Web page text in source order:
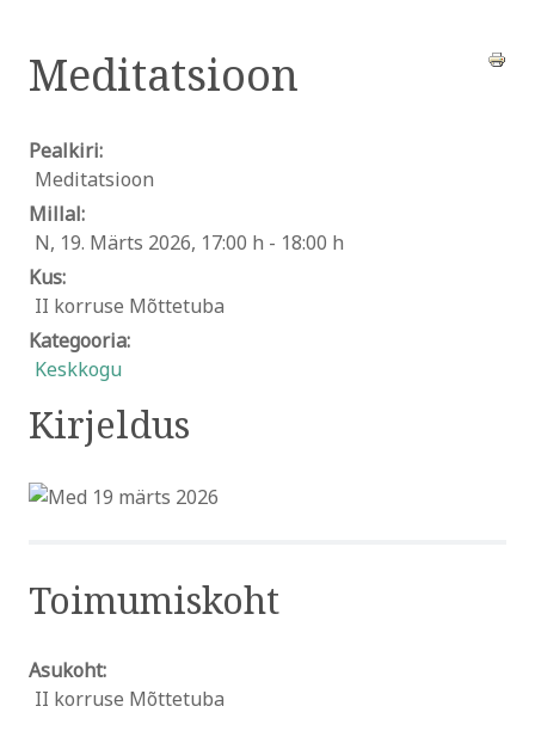
Meditatsioon
Pealkiri:
Meditatsioon
Millal:
N, 19. Märts 2026, 17:00 h - 18:00 h
Kus:
II korruse Mõttetuba
Kategooria:
Keskkogu
Kirjeldus
Toimumiskoht
Asukoht:
II korruse Mõttetuba